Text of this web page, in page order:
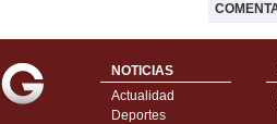
NOTICIAS
Actualidad
Deportes